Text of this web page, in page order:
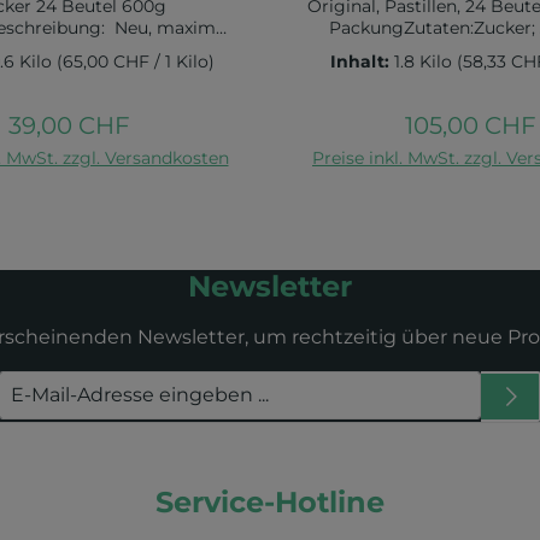
24 Beutel 600g
Neu, maximal
und dennoch erstaunlich
diese Fishermans Friend
mit dem besonderen
für die Fishermans-Fans,
nicht ganz so stark
Magnesiumstereat,
Sucralose, Acesulfam K,
Kilo (65,00 CHF / 1 Kilo)
Regulärer Preis:
39,00 CHF
MwSt. zzgl. Versandkosten
den Warenkorb
Original, Pastillen, 24
PackungZutaten:Zucker;
Lakritzpulver, Menthol,
Paprikaextrakt;
Nährwertangaben pro
Brennwert: 1619 kJ / 381
g davon gesättigte
Inhalt: 1.8 Kilo (58,33
Regulärer
105,00 CHF
Preise inkl. MwSt. zzgl.
In den
Newsletter
Newsletter, um rechtzeitig über neue
Service-Hotline